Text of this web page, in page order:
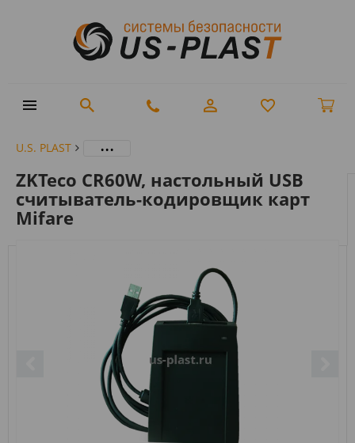
U.S. PLAST ...
ZKTeco CR60W, настольный USB
считыватель-кодировщик карт
Mifare